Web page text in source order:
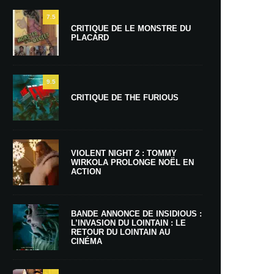
7.5
CRITIQUE DE LE MONSTRE DU
PLACARD
9.5
CRITIQUE DE THE FURIOUS
VIOLENT NIGHT 2 : TOMMY
WIRKOLA PROLONGE NOËL EN
ACTION
BANDE ANNONCE DE INSIDIOUS :
L’INVASION DU LOINTAIN : LE
RETOUR DU LOINTAIN AU
CINÉMA